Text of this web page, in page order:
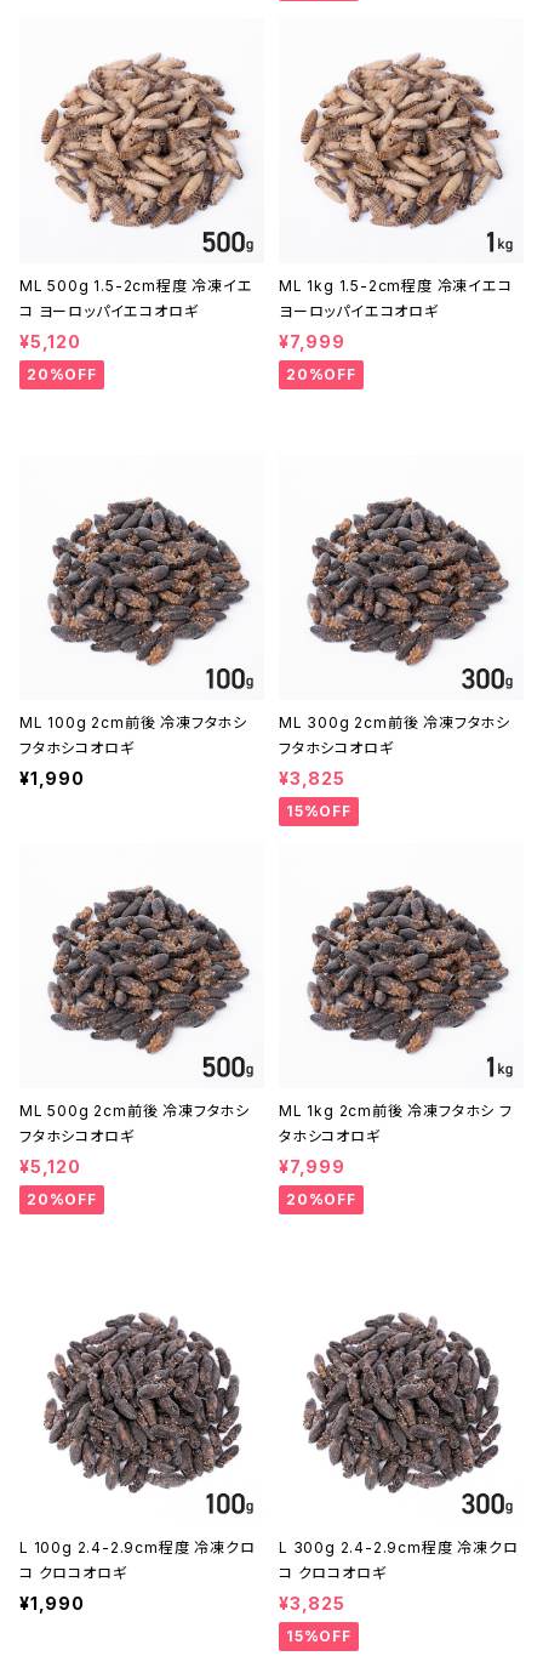
ML 500g 1.5-2cm程度 冷凍イエ
コ ヨーロッパイエコオロギ
¥5,120
20%OFF
ML 1kg 1.5-2cm程度 冷凍イエコ
ヨーロッパイエコオロギ
¥7,999
20%OFF
ML 100g 2cm前後 冷凍フタホシ
フタホシコオロギ
¥1,990
ML 300g 2cm前後 冷凍フタホシ
フタホシコオロギ
¥3,825
15%OFF
ML 500g 2cm前後 冷凍フタホシ
フタホシコオロギ
¥5,120
20%OFF
ML 1kg 2cm前後 冷凍フタホシ フ
タホシコオロギ
¥7,999
20%OFF
L 100g 2.4-2.9cm程度 冷凍クロ
コ クロコオロギ
¥1,990
L 300g 2.4-2.9cm程度 冷凍クロ
コ クロコオロギ
¥3,825
15%OFF